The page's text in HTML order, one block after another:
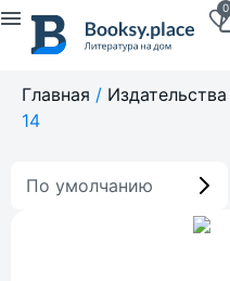
0
Главная / Издательства
14
По умолчанию